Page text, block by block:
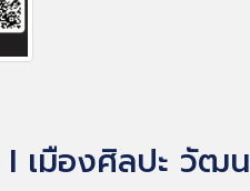
l เมืองศิลปะ วัฒ